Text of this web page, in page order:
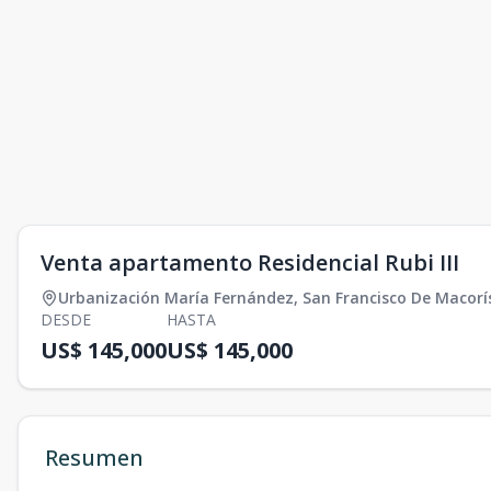
Venta apartamento Residencial Rubi III
Urbanización María Fernández, San Francisco De
DESDE
US$ 145,000
HASTA
US$ 145,000
Resumen